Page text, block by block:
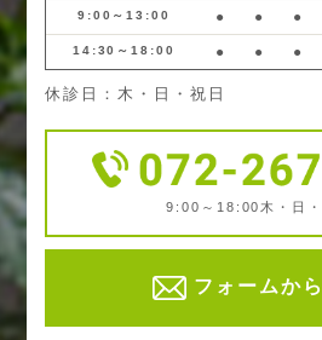
9:00～13:00 ● ● ●
14:30～18:00 ● ● ●
休診日：木・日・祝日
9:00～18:00 木・日
フォームか